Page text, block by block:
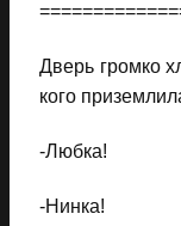
Дверь громко
кого
-Любка!
-Нинка!